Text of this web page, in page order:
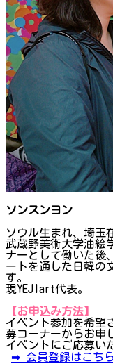
ソンスンヨン
ソウル生まれ、埼玉
武蔵野美術大学油絵
ナーとして働いた後
ートを通した日韓の
す。
現YEJIart代表。
【お申込み方法】
イベント参加を希望
募コーナーからお申
イベントにご応募い
➡ 会員登録はこち